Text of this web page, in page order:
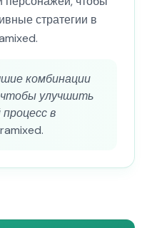
стратегии в
комбинации
улучшить
процесс в